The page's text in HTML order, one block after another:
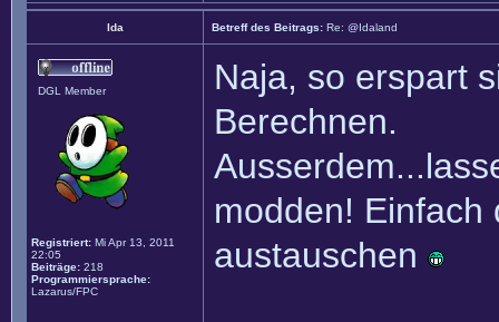
Ida Betreff des Beitrags: Re: @Idaland
DGL Member
Registriert: Mi Apr 13, 2011
22:05
Beiträge: 218
Programmiersprache:
Lazarus/FPC
Naja, so erspart
Berechnen.
modden! Einfach
austauschen